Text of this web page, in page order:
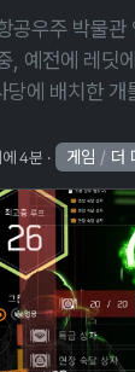
공우주 박물관
, 예전에 레딧
에 배치한 개
에 4분 게임 / 더